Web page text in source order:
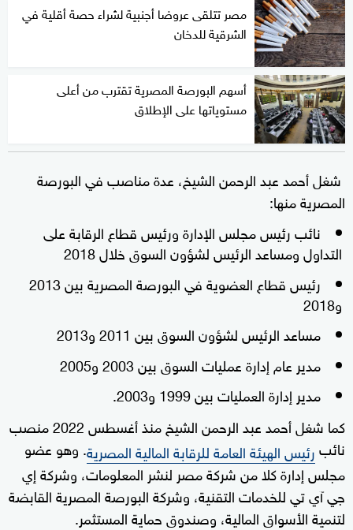
مصر تتلقى عروضا أجنبية لشراء حصة أقلية في
الشرقية للدخان
أسهم البورصة المصرية تقترب من أعلى
مستوياتها على الإطلاق
شغل أحمد عبد الرحمن الشيخ، عدة مناصب في البورصة
المصرية منها:
نائب رئيس مجلس الإدارة ورئيس قطاع الرقابة على
التداول ومساعد الرئيس لشؤون السوق خلال 2018
رئيس قطاع العضوية في البورصة المصرية بين 2013
و2018
مساعد الرئيس لشؤون السوق بين 2011 و2013
مدير عام إدارة عمليات السوق بين 2003 و2005
مدير إدارة العمليات بين 1999 و2003.
كما شغل أحمد عبد الرحمن الشيخ منذ أغسطس 2022 منصب
نائبرئيس الهيئة العامة للرقابة المالية المصرية. وهو عضو
مجلس إدارة كلا من شركة مصر لنشر المعلومات، وشركة إي
جي آي تي للخدمات التقنية، وشركة البورصة المصرية القابضة
لتنمية الأسواق المالية، وصندوق حماية المستثمر.